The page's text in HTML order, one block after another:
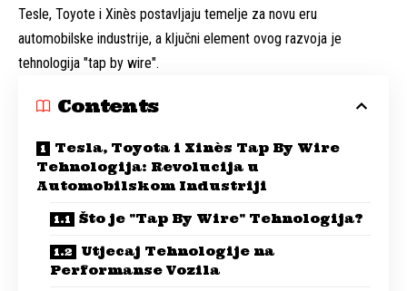
Tesle, Toyote i Xinès postavljaju temelje za novu eru
automobilske industrije, a ključni element ovog razvoja je
tehnologija "tap by wire".
Contents
Tesla, Toyota i Xinès Tap By Wire
Tehnologija: Revolucija u
Automobilskom Industriji
Što je "Tap By Wire" Tehnologija?
Utjecaj Tehnologije na
Performanse Vozila